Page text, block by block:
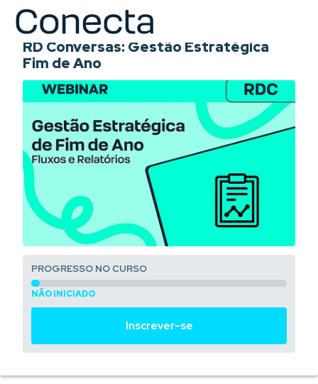
COURSE
RD Conversas: Gestão Estratégica
Fim de Ano
PROGRESSO NO CURSO
NÃO INICIADO
Inscrever-se